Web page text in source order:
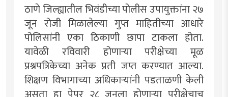
ठाणे जिल्ह्यातील भिवंडीच्या पोलीस उपायुक्तांना २७
जून रोजी मिळालेल्या गुप्त माहितीच्या आधारे
पोलिसांनी एका ठिकाणी छापा टाकला होता.
यावेळी रविवारी होणाऱ्या परीक्षेच्या मूळ
प्रश्नपत्रिकेच्या अनेक प्रती जप्त करण्यात आल्या.
शिक्षण विभागाच्या अधिकाऱ्यांनी पडताळणी केली